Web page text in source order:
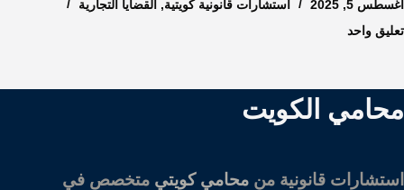
أغسطس 5, 2025 استشارات قانونية كويتية, القضايا التجارية
تعليق واحد
محامي الكويت
استشارات قانونية من محامي كويتي متخصص في